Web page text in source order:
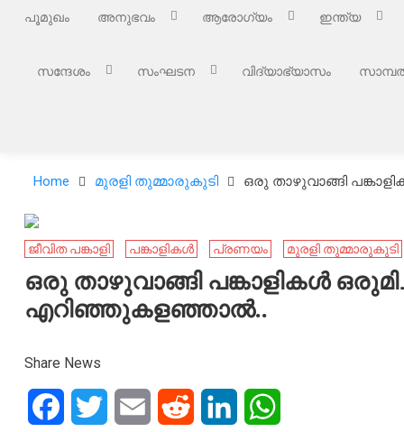
പൂമുഖം അനുഭവം ആരോഗ്യം ഇന്ത്യ
സന്ദേശം സംഘടന വിദ്യാഭ്യാസം
Home മുരളി തുമ്മാരുകുടി ഒരു താഴുവാങ്ങി
ജീവിത പങ്കാളി പങ്കാളികൾ പ്രണയം മുരളി തുമ്മാരുകുടി
ഒരു താഴുവാങ്ങി പങ്കാളികൾ
എറിഞ്ഞുകളഞ്ഞാൽ..
Share News
FacebookTwitter Email Reddit LinkedIn